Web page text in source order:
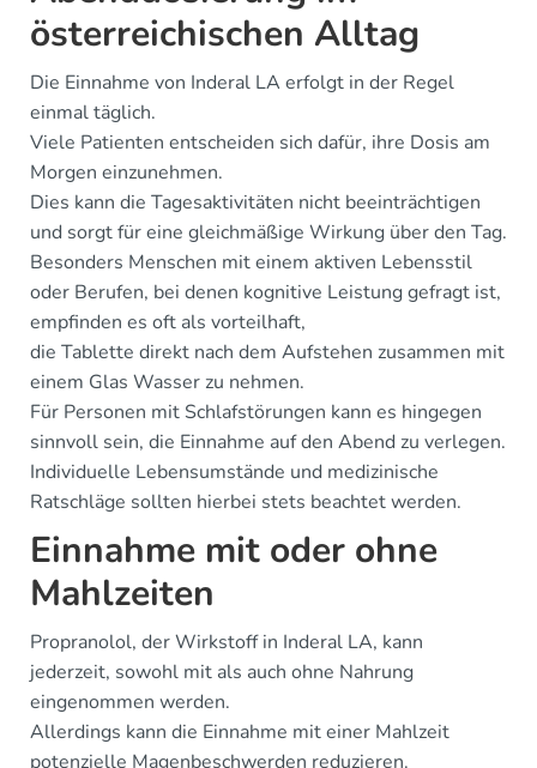
österreichischen Alltag
Die Einnahme von Inderal LA erfolgt in der Regel
einmal täglich.
Viele Patienten entscheiden sich dafür, ihre Dosis am
Morgen einzunehmen.
Dies kann die Tagesaktivitäten nicht beeinträchtigen
und sorgt für eine gleichmäßige Wirkung über den Tag.
Besonders Menschen mit einem aktiven Lebensstil
oder Berufen, bei denen kognitive Leistung gefragt ist,
empfinden es oft als vorteilhaft,
die Tablette direkt nach dem Aufstehen zusammen mit
einem Glas Wasser zu nehmen.
Für Personen mit Schlafstörungen kann es hingegen
sinnvoll sein, die Einnahme auf den Abend zu verlegen.
Individuelle Lebensumstände und medizinische
Ratschläge sollten hierbei stets beachtet werden.
Einnahme mit oder ohne
Mahlzeiten
Propranolol, der Wirkstoff in Inderal LA, kann
jederzeit, sowohl mit als auch ohne Nahrung
eingenommen werden.
Allerdings kann die Einnahme mit einer Mahlzeit
potenzielle Magenbeschwerden reduzieren.